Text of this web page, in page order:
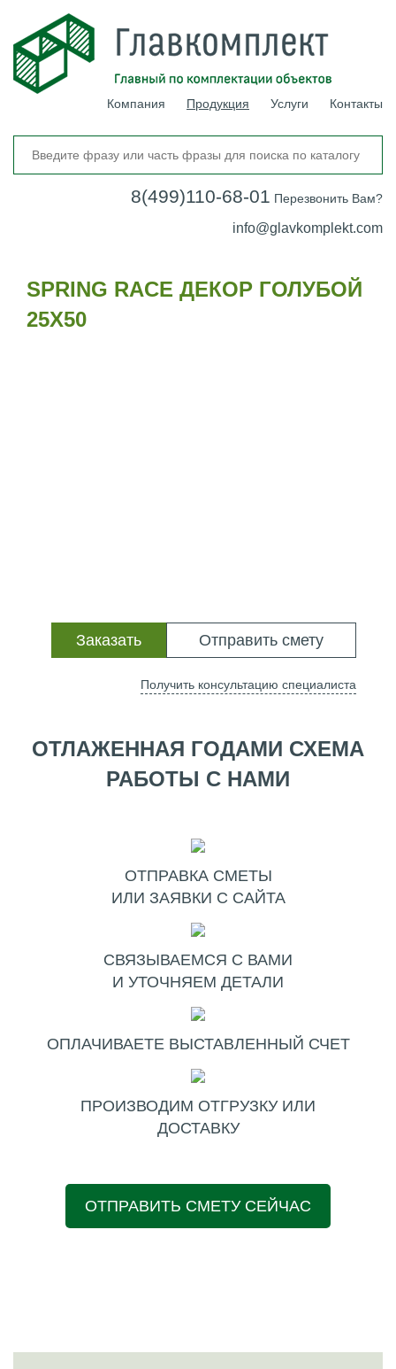
Компания Продукция Услуги Контакты
8(499)110-68-01 Перезвонить Вам?
info@glavkomplekt.com
SPRING RACE ДЕКОР ГОЛУБОЙ
25Х50
Отправить смету
Заказать
Получить консультацию специалиста
ОТЛАЖЕННАЯ ГОДАМИ СХЕМА
РАБОТЫ С НАМИ
ОТПРАВКА СМЕТЫ
ИЛИ ЗАЯВКИ С САЙТА
СВЯЗЫВАЕМСЯ С ВАМИ
И УТОЧНЯЕМ ДЕТАЛИ
ОПЛАЧИВАЕТЕ ВЫСТАВЛЕННЫЙ СЧЕТ
ПРОИЗВОДИМ ОТГРУЗКУ ИЛИ
ДОСТАВКУ
ОТПРАВИТЬ СМЕТУ СЕЙЧАС